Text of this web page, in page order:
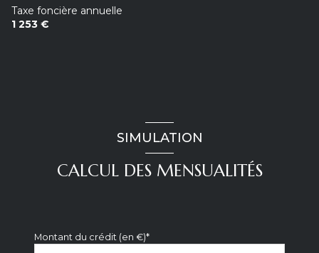
Taxe foncière annuelle
1 253 €
SIMULATION
CALCUL DES MENSUALITÉS
Montant du crédit (en €)*